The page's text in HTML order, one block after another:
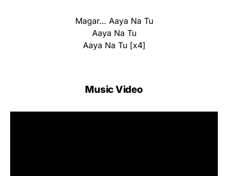
Magar… Aaya Na Tu
Aaya Na Tu
Aaya Na Tu [x4]
Music Video